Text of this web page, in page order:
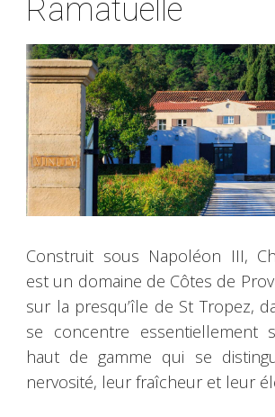
Ramatuelle
Construit sous Napoléon III,
est un domaine de Côtes de
sur la presqu’île de St Tropez,
se concentre essentiellement
haut de gamme qui se
nervosité, leur fraîcheur et leur